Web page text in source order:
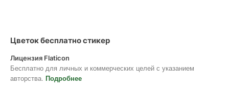
Цветок бесплатно стикер
Лицензия Flaticon
Бесплатно для личных и коммерческих целей с указанием
авторства. Подробнее